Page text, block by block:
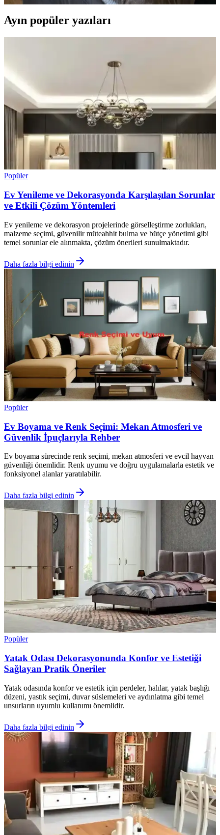
Ayın popüler yazıları
Popüler
Ev Yenileme ve Dekorasyonda Karşılaşılan Sorunlar
ve Etkili Çözüm Yöntemleri
Ev yenileme ve dekorasyon projelerinde görselleştirme zorlukları,
malzeme seçimi, güvenilir müteahhit bulma ve bütçe yönetimi gibi
temel sorunlar ele alınmakta, çözüm önerileri sunulmaktadır.
Daha fazla bilgi edinin
Popüler
Ev Boyama ve Renk Seçimi: Mekan Atmosferi ve
Güvenlik İpuçlarıyla Rehber
Ev boyama sürecinde renk seçimi, mekan atmosferi ve evcil hayvan
güvenliği önemlidir. Renk uyumu ve doğru uygulamalarla estetik ve
fonksiyonel alanlar yaratılabilir.
Daha fazla bilgi edinin
Popüler
Yatak Odası Dekorasyonunda Konfor ve Estetiği
Sağlayan Pratik Öneriler
Yatak odasında konfor ve estetik için perdeler, halılar, yatak başlığı
düzeni, yastık seçimi, duvar süslemeleri ve aydınlatma gibi temel
unsurların uyumlu kullanımı önemlidir.
Daha fazla bilgi edinin